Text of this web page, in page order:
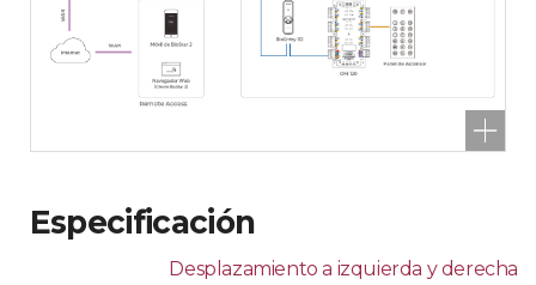
Especificación
Desplazamiento a izquierda y derecha